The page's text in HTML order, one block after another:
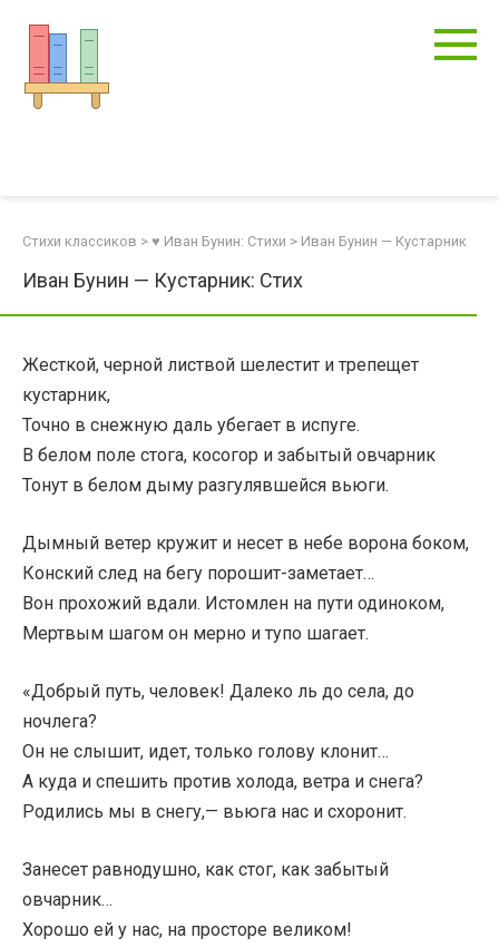
контенту
Стихи классиков > ♥ Иван Бунин: Стихи > Иван Бунин — Кустарник
Иван Бунин — Кустарник: Стих
Жесткой, черной листвой шелестит и трепещет
кустарник,
Точно в снежную даль убегает в испуге.
В белом поле стога, косогор и забытый овчарник
Тонут в белом дыму разгулявшейся вьюги.
Дымный ветер кружит и несет в небе ворона боком,
Конский след на бегу порошит-заметает…
Вон прохожий вдали. Истомлен на пути одиноком,
Мертвым шагом он мерно и тупо шагает.
«Добрый путь, человек! Далеко ль до села, до
ночлега?
Он не слышит, идет, только голову клонит…
А куда и спешить против холода, ветра и снега?
Родились мы в снегу,— вьюга нас и схоронит.
Занесет равнодушно, как стог, как забытый
овчарник…
Хорошо ей у нас, на просторе великом!